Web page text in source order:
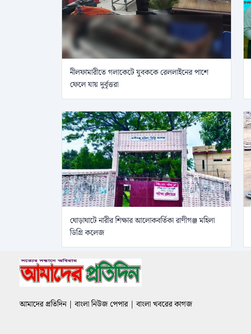
নীলফামারীতে গলাকেটে যুবককে রেললাইনের পাশে
ফেলে যায় দুর্বৃত্তরা
ঘোড়াঘাটে নারীর শিক্ষার আলোকবর্তিকা রাণীগঞ্জ মহিলা
ডিগ্রি কলেজ
আমাদের প্রতিদিন | বাংলা নিউজ পেপার | বাংলা খবরের কাগজ